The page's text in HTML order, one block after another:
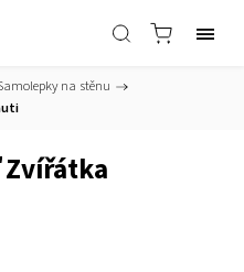
na stěnu /